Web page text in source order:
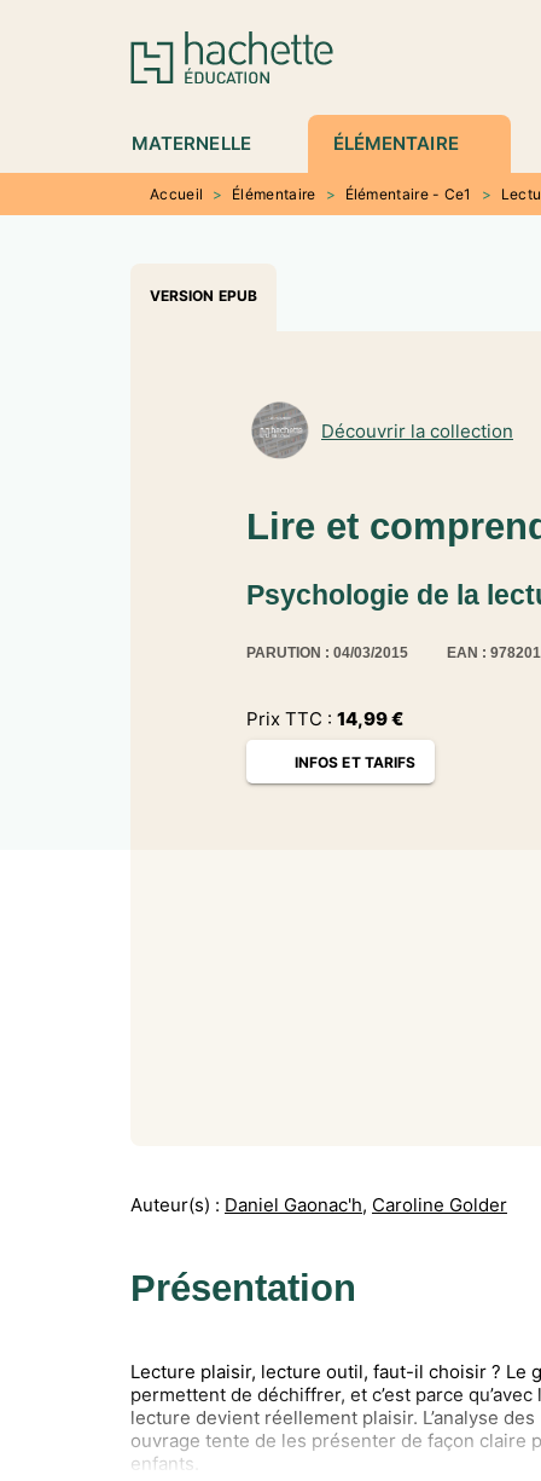
MENU RECHERCHE
MATERNELLE ÉLÉMENTAIRE
Accueil > Élémentaire > Élémentaire - Ce1 >
VERSION EPUB
Découvrir la collection
Lire et
Psychologie de la
PARUTION : 04/03/2015 EAN :
Prix TTC : 14,99€
INFOS ET TARIFS
Auteur(s) : Daniel Gaonac'h, Caroline Golder
Présentation
Lecture plaisir, lecture outil, faut-il choisir ? Le
permettent de déchiffrer, et c’est parce
lecture devient réellement plaisir. L’analyse
ouvrage tente de les présenter de façon claire
enfants.